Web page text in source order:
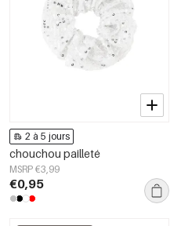
2 à 5 jours
chouchou pailleté
MSRP €3,99
€0,95